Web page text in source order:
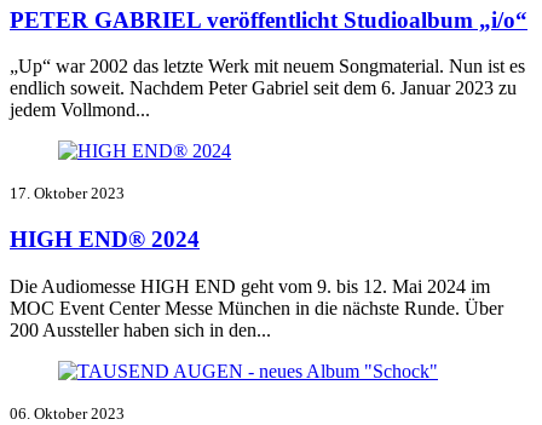
PETER GABRIEL veröffentlicht Studioalbum „i/o“
„Up“ war 2002 das letzte Werk mit neuem Songmaterial. Nun ist es
endlich soweit. Nachdem Peter Gabriel seit dem 6. Januar 2023 zu
jedem Vollmond...
17. Oktober 2023
HIGH END® 2024
Die Audiomesse HIGH END geht vom 9. bis 12. Mai 2024 im
MOC Event Center Messe München in die nächste Runde. Über
200 Aussteller haben sich in den...
06. Oktober 2023